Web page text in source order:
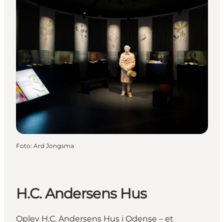
Foto: Ard Jongsma
H.C. Andersens Hus
Oplev H.C. Andersens Hus i Odense – et